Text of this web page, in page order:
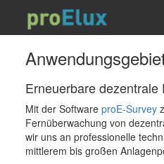
Erneuerbare dezentrale
Mit der Software proE-Survey
Fernüberwachung von
wir uns an professionelle
mittlerem bis großen